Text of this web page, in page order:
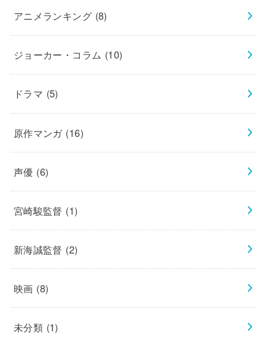
アニメランキング (8)
ジョーカー・コラム (10)
ドラマ (5)
原作マンガ (16)
声優 (6)
宮崎駿監督 (1)
新海誠監督 (2)
映画 (8)
未分類 (1)